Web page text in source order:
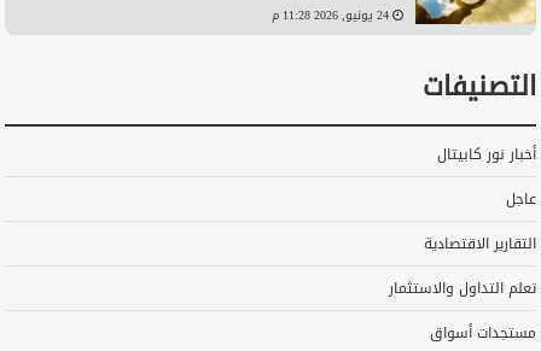
24 يونيو, 2026 11:28 م
التصنيفات
أخبار نور كابيتال
عاجل
التقارير الاقتصادية
تعلم التداول والاستثمار
مستجدات أسواق